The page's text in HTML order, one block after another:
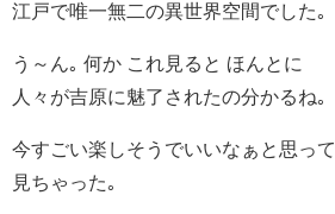
江戸で唯一無二の異世界空間でした｡
う～ん｡ 何か これ見ると ほんとに
人々が吉原に魅了されたの分かるね｡
今すごい楽しそうでいいなぁと思って
見ちゃった｡